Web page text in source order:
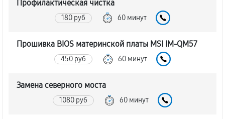
Профилактическая чистка
180 руб 60 минут
Прошивка BIOS материнской платы MSI IM-QM57
450 руб 60 минут
Замена северного моста
1080 руб 60 минут